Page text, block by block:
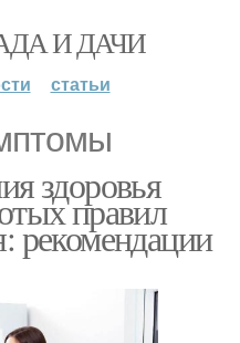
И ДАЧИ
статьи
здоровья
правил
рекомендации